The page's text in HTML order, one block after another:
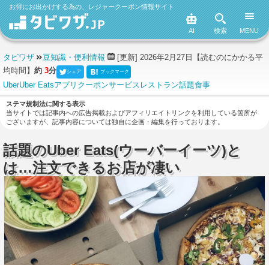
お得にお出かけする為の、レジャークーポン情報サイト
AI 検索 MENU
タビワザ 豆知識・便利情報 [更新] 2026年2月27日
【読むのにかかる平
均時間】 約 3分 シェア ブックマーク
UberUber Eatsアプリ クーポンサービス レストラン話題食事
ステマ規制法に関する表示
当サイトでは記事内への広告掲載およびアフィリエイトリンクを利用している箇所が
ございますが、記事内容については独自に企画・編集を行っております。
話題のUber Eats(ウーバーイーツ)と
は…注文できるお店が凄い